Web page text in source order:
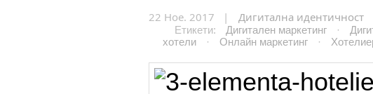
22 Ное. 2017 | Дигитална идентичност
Етикети: Дигитален маркетинг ·
хотели
· Онлайн маркетинг ·